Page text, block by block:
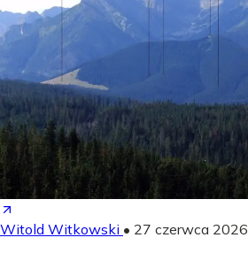
Witold Witkowski • 27 czerwca 2026